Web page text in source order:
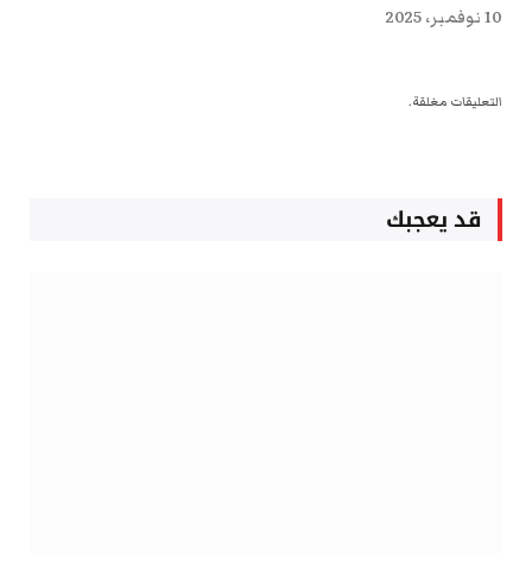
10 نوفمبر، 2025
التعليقات مغلقة.
قد يعجبك